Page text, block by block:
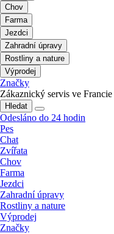
Chov
Farma
Jezdci
Zahradní úpravy
Rostliny a nature
Výprodej
Značky
Zákaznický servis ve Francie
Hledat
Odesláno do 24 hodin
Pes
Chat
Zvířata
Chov
Farma
Jezdci
Zahradní úpravy
Rostliny a nature
Výprodej
Značky